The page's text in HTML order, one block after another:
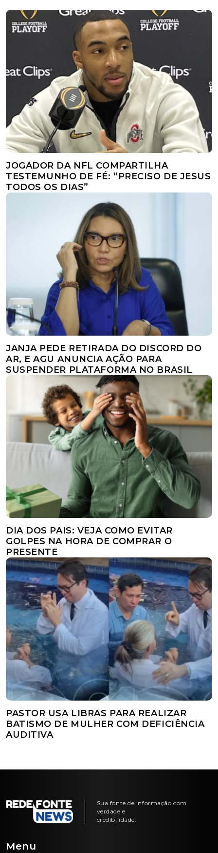
JOGADOR DA NFL COMPARTILHA
TESTEMUNHO DE FÉ: “PRECISO DE JESUS
TODOS OS DIAS”
JANJA PEDE RETIRADA DO DISCORD DO
AR, E AGU ANUNCIA AÇÃO PARA
SUSPENDER PLATAFORMA NO BRASIL
DIA DOS PAIS: VEJA COMO EVITAR
GOLPES NA HORA DE COMPRAR O
PRESENTE
PASTOR USA LIBRAS PARA REALIZAR
BATISMO DE MULHER COM DEFICIÊNCIA
AUDITIVA
Sua fonte de informação com
verdade e
credibilidade.
Menu